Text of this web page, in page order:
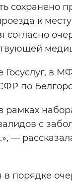
сохранено
к
Госуслуг, в
по
с
—
порядке